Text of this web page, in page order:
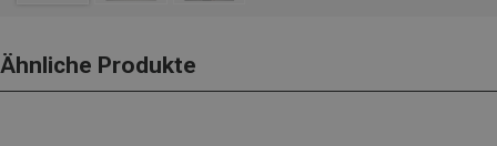
Ähnliche Produkte